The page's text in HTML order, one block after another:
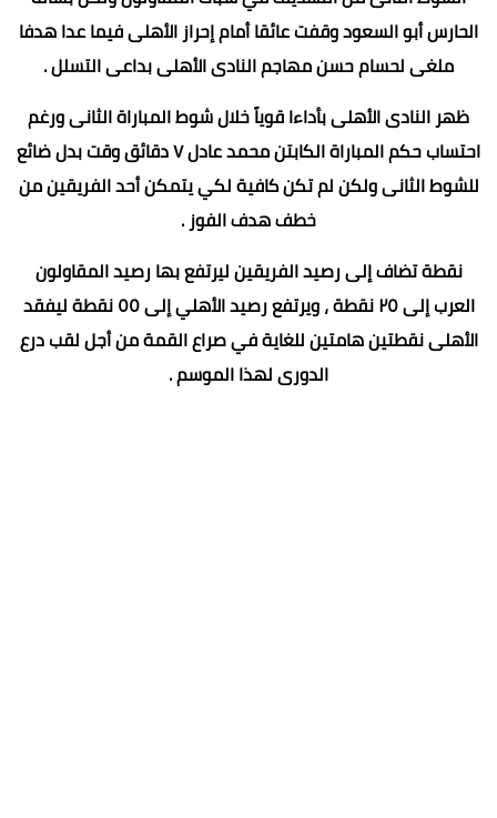
الحارس أبو السعود وقفت عائقا أمام إحراز الأهلى فيما عدا هدفا
ملغى لحسام حسن مهاجم النادى الأهلى بداعى التسلل .
ظهر النادى الأهلى بأداءا قوياً خلال شوط المباراة الثانى ورغم
احتساب حكم المباراة الكابتن محمد عادل ٧ دقائق وقت بدل ضائع
للشوط الثانى ولكن لم تكن كافية لكي يتمكن أحد الفريقين من
خطف هدف الفوز .
نقطة تضاف إلى رصيد الفريقين ليرتفع بها رصيد المقاولون
العرب إلى ٢٥ نقطة ، ويرتفع رصيد الأهلي إلى ٥٥ نقطة ليفقد
الأهلى نقطتين هامتين للغاية في صراع القمة من أجل لقب درع
الدورى لهذا الموسم .